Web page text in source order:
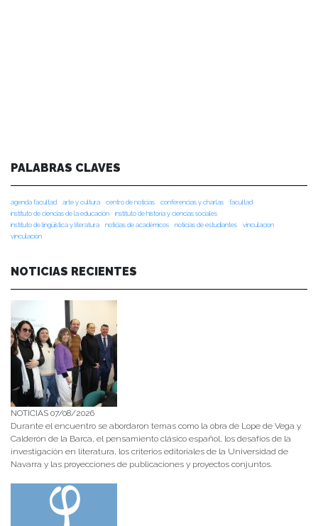
PALABRAS CLAVES
agenda facultad arte y cultura centro de noticias conferencias y charlas
facultad
instituto de ciencias de la educación
instituto de historia y ciencias sociales
instituto de lingüística y literatura
noticias de académicos noticias de estudiantes
vinculacion
vinculación
NOTICIAS RECIENTES
NOTICIAS 07/08/2026
Durante el encuentro se abordaron temas como la obra de Lope de Vega y
Calderón de la Barca, el pensamiento clásico español, los desafíos de la
investigación en literatura, los criterios editoriales de la Universidad de
Navarra y las proyecciones de publicaciones y proyectos conjuntos.